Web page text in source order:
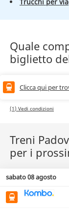
Quale
biglietto
Clicca qui per
(1) Vedi condizioni
Treni
per i
sabato 08 agosto